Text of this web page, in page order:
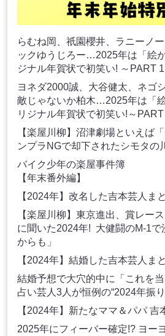
らむね岡、祇園櫻井、ラニーノ
ックゆうじろー…2025年は「絵
ジナル年賀状で初笑い! ～PART 1
ヨネダ2000誠、大谷健太、ネゴ
敵じゃないか柏木…2025年は「
リジナル年賀状で初笑い!～PART
【楽屋川柳】沼津劇場といえば
ンプラNGで却下されたシモタ
バイク少年の楽屋事件簿
【年末番外編】
【2024年】改名した吉本芸人ま
【楽屋川柳】東京進出、賞レー
に聞いた2024年! 大健闘のM-1で
からも」
【2024年】結婚した吉本芸人ま
結婚予想で大穴的中に「これを当
占い芸人3人が恒例の“2024年振
【2024年】新たなママ＆パパ 吉
2025年にフィーバー確定!? ヨー